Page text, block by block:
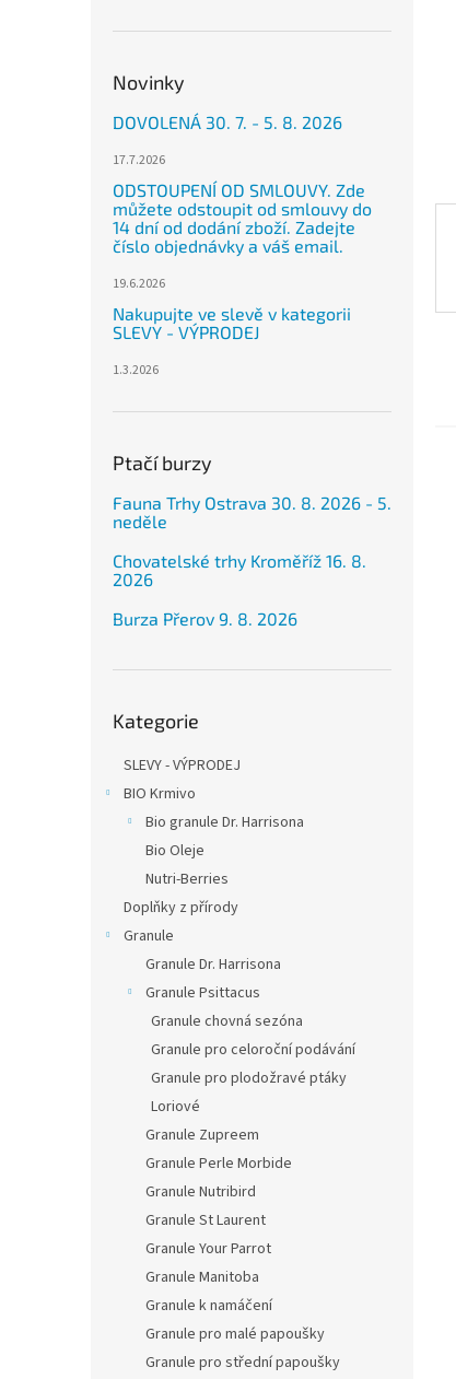
Novinky
DOVOLENÁ 30. 7. - 5. 8. 2026
17.7.2026
ODSTOUPENÍ OD SMLOUVY. Zde
můžete odstoupit od smlouvy do
14 dní od dodání zboží. Zadejte
číslo objednávky a váš email.
19.6.2026
Nakupujte ve slevě v kategorii
SLEVY - VÝPRODEJ
1.3.2026
Ptačí burzy
Fauna Trhy Ostrava 30. 8. 2026 - 5.
neděle
Chovatelské trhy Kroměříž 16. 8.
2026
Burza Přerov 9. 8. 2026
kategorie
Kategorie
SLEVY - VÝPRODEJ
BIO Krmivo
Bio granule Dr. Harrisona
Bio Oleje
Nutri-Berries
Doplňky z přírody
Granule
Granule Dr. Harrisona
Granule Psittacus
Granule chovná sezóna
Granule pro celoroční podávání
Granule pro plodožravé ptáky
Loriové
Granule Zupreem
Granule Perle Morbide
Granule Nutribird
Granule St Laurent
Granule Your Parrot
Granule Manitoba
Granule k namáčení
Granule pro malé papoušky
Granule pro střední papoušky